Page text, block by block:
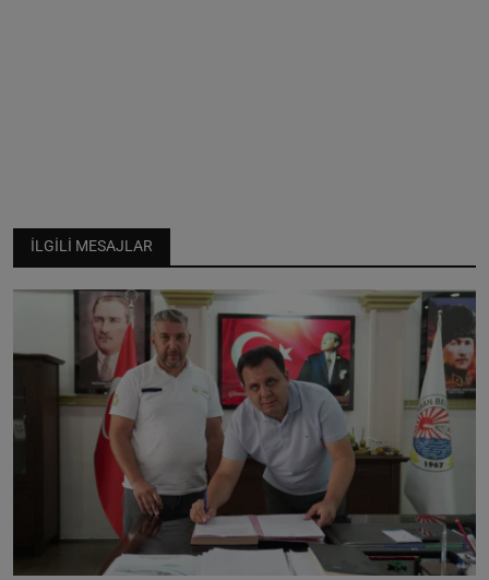
İLGILI MESAJLAR